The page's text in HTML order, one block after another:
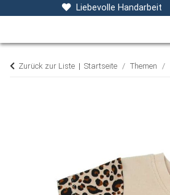
Liebevolle Handarbeit
Baby- & Kinderkleidung
Zurück zur Liste Startseite Themen